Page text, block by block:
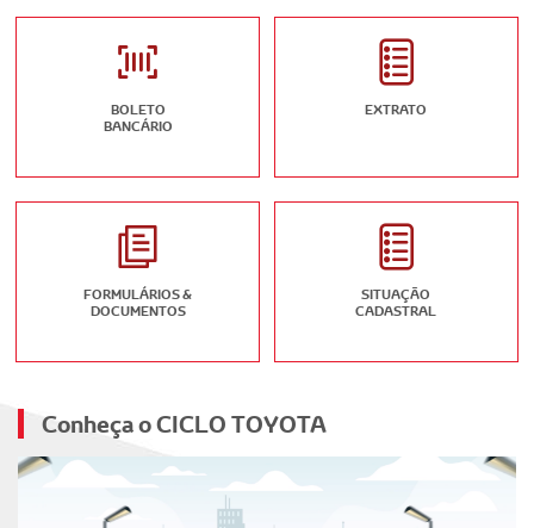
BOLETO
BANCÁRIO
EXTRATO
FORMULÁRIOS &
DOCUMENTOS
SITUAÇÃO
CADASTRAL
Conheça o CICLO TOYOTA